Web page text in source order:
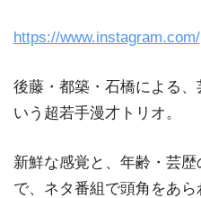
https://
後藤・都築・石橋による
いう超若手漫才トリオ。
新鮮な感覚と、年齢・芸
で、ネタ番組で頭角をあら